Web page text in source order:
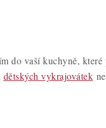
do vaší kuchyně,
dětských vykrajovátek